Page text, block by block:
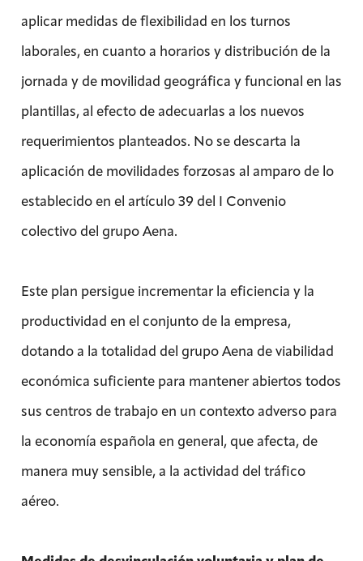
aplicar medidas de flexibilidad en los turnos
laborales, en cuanto a horarios y distribución de la
jornada y de movilidad geográfica y funcional en las
plantillas, al efecto de adecuarlas a los nuevos
requerimientos planteados. No se descarta la
aplicación de movilidades forzosas al amparo de lo
establecido en el artículo 39 del I Convenio
colectivo del grupo Aena.
Este plan persigue incrementar la eficiencia y la
productividad en el conjunto de la empresa,
dotando a la totalidad del grupo Aena de viabilidad
económica suficiente para mantener abiertos todos
sus centros de trabajo en un contexto adverso para
la economía española en general, que afecta, de
manera muy sensible, a la actividad del tráfico
aéreo.